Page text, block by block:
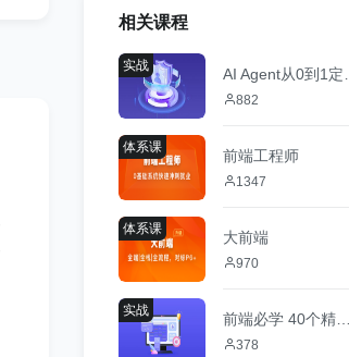
相关课程
实战
882
体系课 前端工程师
1347
体系课 大前端
970
实战
378